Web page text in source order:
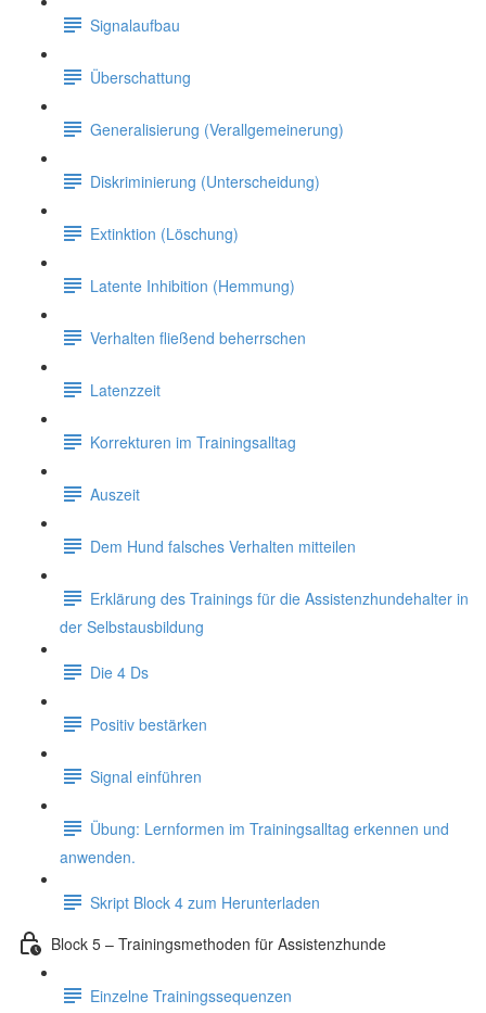
Signalaufbau
Überschattung
Generalisierung (Verallgemeinerung)
Diskriminierung (Unterscheidung)
Extinktion (Löschung)
Latente Inhibition (Hemmung)
Verhalten fließend beherrschen
Latenzzeit
Korrekturen im Trainingsalltag
Auszeit
Dem Hund falsches Verhalten mitteilen
Erklärung des Trainings für die Assistenzhundehalter in
der Selbstausbildung
Die 4 Ds
Positiv bestärken
Signal einführen
Übung: Lernformen im Trainingsalltag erkennen und
anwenden.
Skript Block 4 zum Herunterladen
Block 5 – Trainingsmethoden für Assistenzhunde
Einzelne Trainingssequenzen